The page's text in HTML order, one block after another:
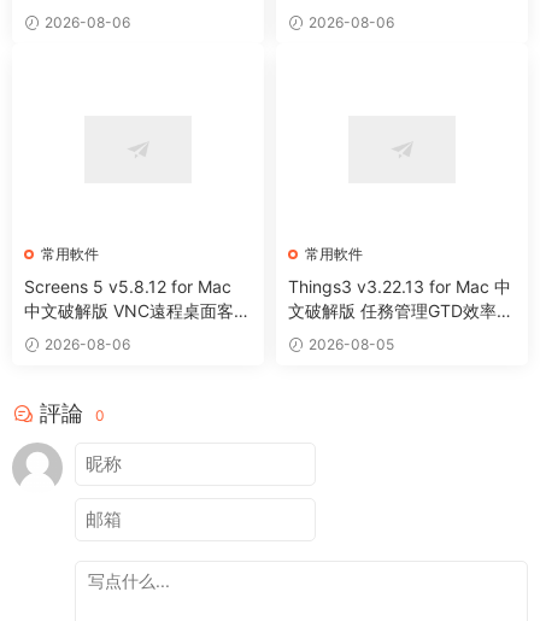
2026-08-06
整理工具
2026-08-06
常用軟件
Screens 5 v5.8.12 for Mac
中文破解版 VNC遠程桌面客戶
端應用程序
2026-08-06
常用軟件
Things3 v3.22.13 for Mac 中
文破解版 任務管理GTD效率工
具 2026-08-05
評論 0